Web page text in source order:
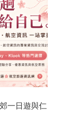
一日遊與仁